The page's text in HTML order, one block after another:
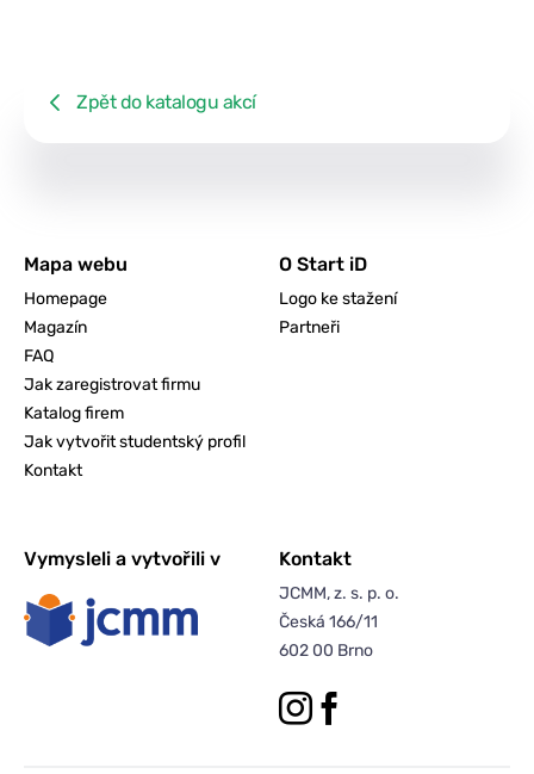
Zpět do katalogu akcí
Mapa webu
Homepage
Magazín
FAQ
Jak zaregistrovat firmu
Katalog firem
Jak vytvořit studentský profil
Kontakt
O Start iD
Logo ke stažení
Partneři
Vymysleli a vytvořili v Kontakt
JCMM, z. s. p. o.
Česká 166/11
602 00 Brno